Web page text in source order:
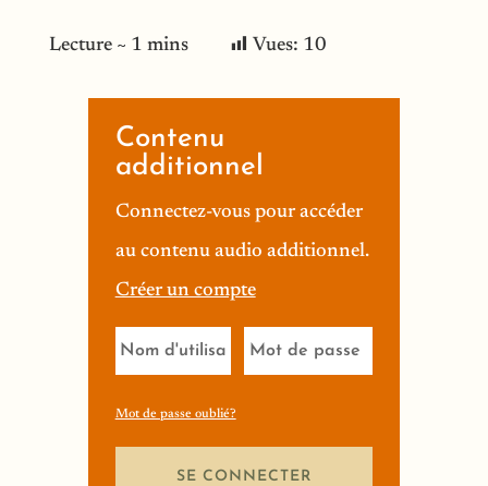
Vues: 10
Contenu
additionnel
Connectez-vous pour accéder
au contenu audio additionnel.
Créer un compte
Mot de passe oublié?
SE CONNECTER